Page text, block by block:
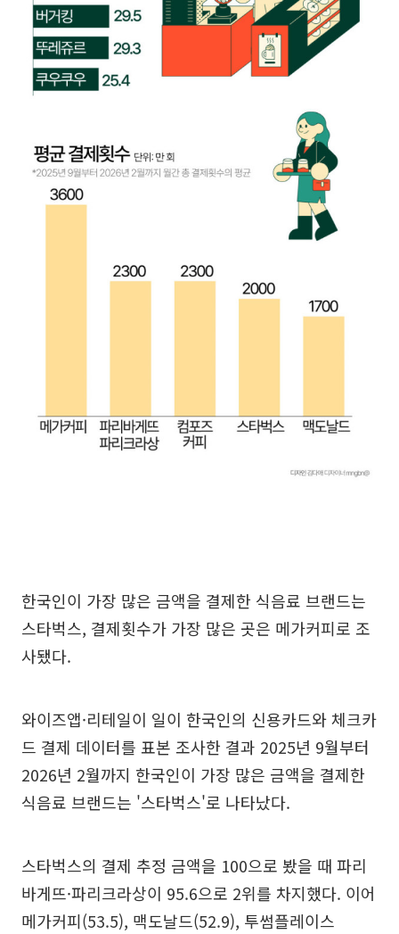
한국인이 가장 많은 금액을 결제한 식음료 브랜드는
스타벅스, 결제횟수가 가장 많은 곳은 메가커피로 조
사됐다.
와이즈앱·리테일이 일이 한국인의 신용카드와 체크카
드 결제 데이터를 표본 조사한 결과 2025년 9월부터
2026년 2월까지 한국인이 가장 많은 금액을 결제한
식음료 브랜드는 '스타벅스'로 나타났다.
스타벅스의 결제 추정 금액을 100으로 봤을 때 파리
바게뜨·파리크라상이 95.6으로 2위를 차지했다. 이어
메가커피(53.5), 맥도날드(52.9), 투썸플레이스